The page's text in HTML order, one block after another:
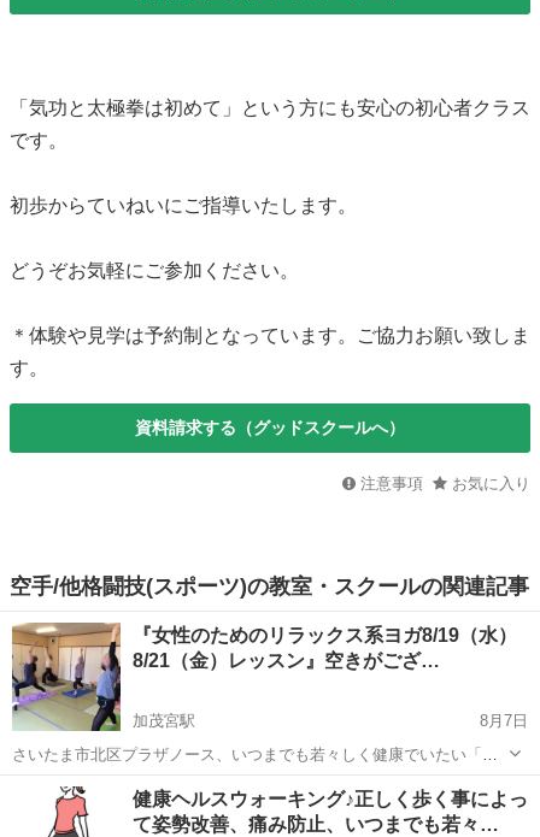
「気功と太極拳は初めて」という方にも安心の初心者クラス
です。
初歩からていねいにご指導いたします。
どうぞお気軽にご参加ください。
＊体験や見学は予約制となっています。ご協力お願い致しま
す。
資料請求する（グッドスクールへ）
注意事項 お気に入り
空手/他格闘技(スポーツ)の教室・スクールの関連記事
『女性のためのリラックス系ヨガ8/19（水）
8/21（金）レッスン』空きがござ…
加茂宮駅
8月7日
さいたま市北区プラザノース、いつまでも若々しく健康でいたい「女
性のためのリラックス系ヨガ」新規生徒様募集中♪只今初回体験1000円
キャンペーン実施中です☆彡 身体の硬い方、初心者の方大歓迎！ 水曜
日金曜日どちらでもお好き...
さいたま市 加茂宮駅 ヨガ レッスン
健康ヘルスウォーキング♪正しく歩く事によっ
て姿勢改善、痛み防止、いつまでも若々…